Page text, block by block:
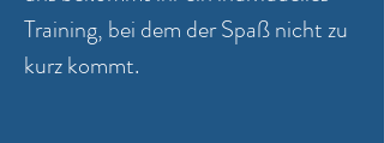
Training, bei dem der Spaß nicht zu
kurz kommt.